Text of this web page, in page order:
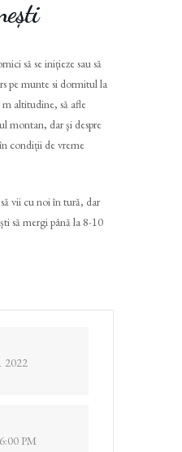
să se inițieze sau să
pe munte si dormitul la
altitudine, să afle
montan, dar şi despre
condiții de vreme
vii cu noi în tură, dar
să mergi până la 8-10
2022
PM